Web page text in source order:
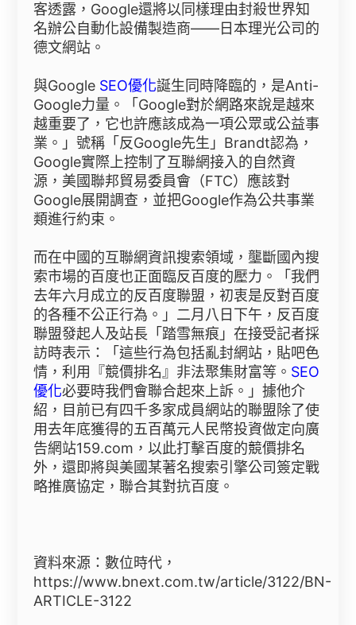
客透露，Google還將以同樣理由封殺世界知
名辦公自動化設備製造商——日本理光公司的
德文網站。
與Google SEO優化誕生同時降臨的，是Anti-
Google力量。「Google對於網路來說是越來
越重要了，它也許應該成為一項公眾或公益事
業。」號稱「反Google先生」Brandt認為，
Google實際上控制了互聯網接入的自然資
源，美國聯邦貿易委員會（FTC）應該對
Google展開調查，並把Google作為公共事業
類進行約束。
而在中國的互聯網資訊搜索領域，壟斷國內搜
索市場的百度也正面臨反百度的壓力。「我們
去年六月成立的反百度聯盟，初衷是反對百度
的各種不公正行為。」二月八日下午，反百度
聯盟發起人及站長「踏雪無痕」在接受記者採
訪時表示：「這些行為包括亂封網站，貼吧色
情，利用『競價排名』非法聚集財富等。 SEO
優化必要時我們會聯合起來上訴。」據他介
紹，目前已有四千多家成員網站的聯盟除了使
用去年底獲得的五百萬元人民幣投資做定向廣
告網站159.com，以此打擊百度的競價排名
外，還即將與美國某著名搜索引擎公司簽定戰
略推廣協定，聯合其對抗百度。
資料來源：數位時代，
https://www.bnext.com.tw/article/3122/BN-
ARTICLE-3122